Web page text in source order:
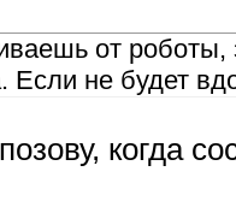
от
Если не будет
когда